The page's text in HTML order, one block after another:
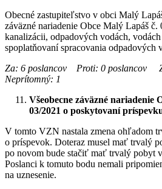
Obecné zastupiteľstvo v obci Malý
záväzné nariadenie Obce Malý Lapáš č.
kanalizácii, odpadových vodách,
spoplatňovaní spracovania odpadových
Za: 6 poslancov Proti: 0 poslancov
Neprítomný: 1
Všeobecne záväzné nariadenie
03/2021 o poskytovaní
V tomto VZN nastala zmena ohľadom
o príspevok. Doteraz musel mať trvalý
po novom bude stačiť mať trvalý pobyt
Poslanci k tomuto bodu nemali
na uznesenie.